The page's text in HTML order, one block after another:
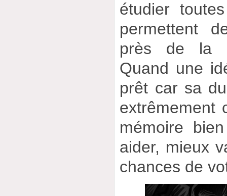
étudier
permettent
près de la
Quand une
prêt car sa
extrêmement
mémoire
aider, mieux
chances de